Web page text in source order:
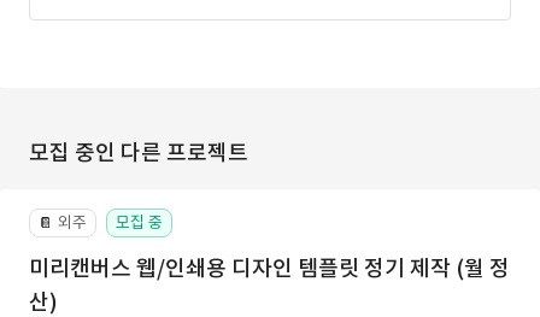
모집 중인 다른 프로젝트
📔 외주 모집 중
미리캔버스 웹/인쇄용 디자인 템플릿 정기 제작 (월 정
산)